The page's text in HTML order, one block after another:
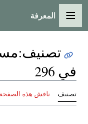
القائمة الرئيسية
المعرفة
تصنيف:
في 296
تصنيف ناقش هذه الصفحة